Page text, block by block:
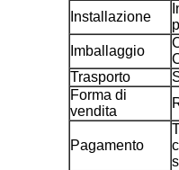
Installazione
Imballaggio
Trasporto
Forma di
vendita
Pagamento